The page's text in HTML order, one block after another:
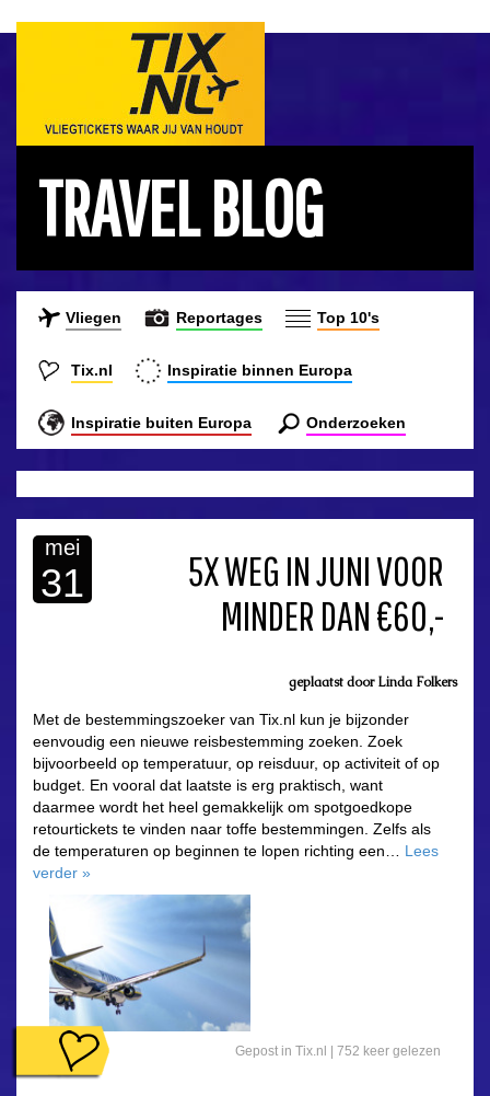
TRAVEL BLOG
Vliegen Reportages Top 10's
Tix.nl Inspiratie binnen Europa
Inspiratie buiten Europa Onderzoeken
mei
31
5X WEG IN JUNI VOOR
MINDER DAN €60,-
geplaatst doorLinda Folkers
Met de bestemmingszoeker van Tix.nl kun je bijzonder
eenvoudig een nieuwe reisbestemming zoeken. Zoek
bijvoorbeeld op temperatuur, op reisduur, op activiteit of op
budget. En vooral dat laatste is erg praktisch, want
daarmee wordt het heel gemakkelijk om spotgoedkope
retourtickets te vinden naar toffe bestemmingen. Zelfs als
de temperaturen op beginnen te lopen richting een… Lees
verder »
Gepost in Tix.nl | 752 keer gelezen